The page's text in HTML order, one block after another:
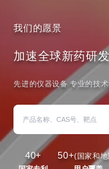
我们的愿景
加速全球新药研
先进的仪器设备 专业的技
40+ 50+(国家和